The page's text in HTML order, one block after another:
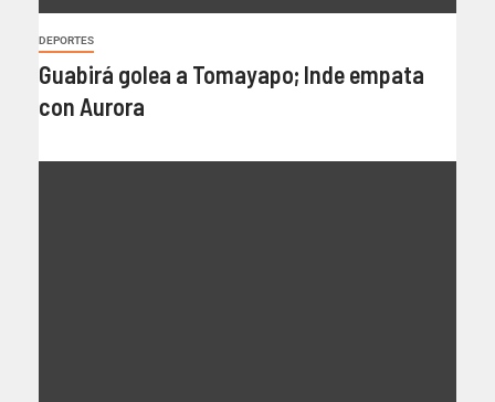
DEPORTES
Guabirá golea a Tomayapo; Inde empata
con Aurora